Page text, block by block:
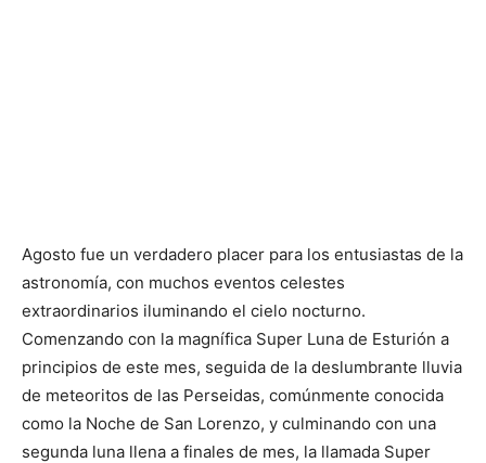
Agosto fue un verdadero placer para los entusiastas de la
astronomía, con muchos eventos celestes
extraordinarios iluminando el cielo nocturno.
Comenzando con la magnífica Super Luna de Esturión a
principios de este mes, seguida de la deslumbrante lluvia
de meteoritos de las Perseidas, comúnmente conocida
como la Noche de San Lorenzo, y culminando con una
segunda luna llena a finales de mes, la llamada Super